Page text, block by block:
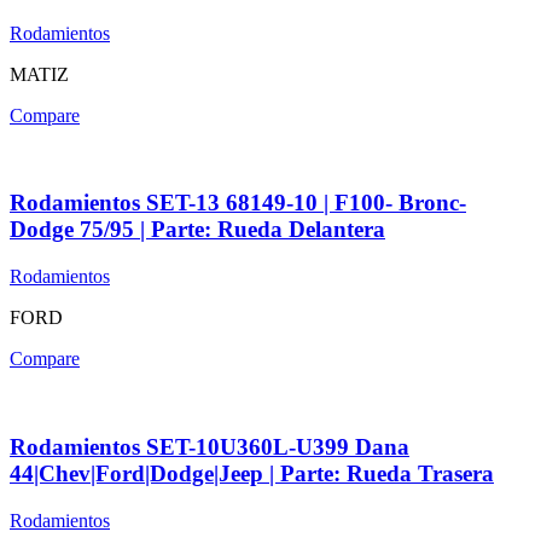
Rodamientos
MATIZ
Compare
Rodamientos SET-13 68149-10 | F100- Bronc-
Dodge 75/95 | Parte: Rueda Delantera
Rodamientos
FORD
Compare
Rodamientos SET-10U360L-U399 Dana
44|Chev|Ford|Dodge|Jeep | Parte: Rueda Trasera
Rodamientos